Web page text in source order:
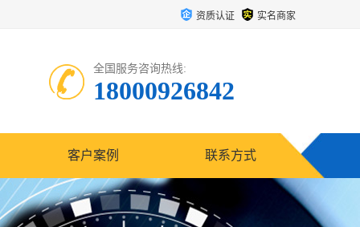
资质认证 实名商家
全国服务咨询热线:
18000926842
客户案例 联系方式